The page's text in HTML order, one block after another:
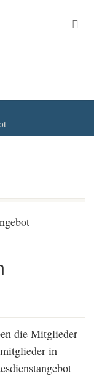
die Mitglieder
in